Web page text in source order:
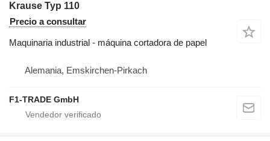
Krause Typ 110
Precio a consultar
Maquinaria industrial - máquina cortadora de papel
Alemania, Emskirchen-Pirkach
F1-TRADE GmbH